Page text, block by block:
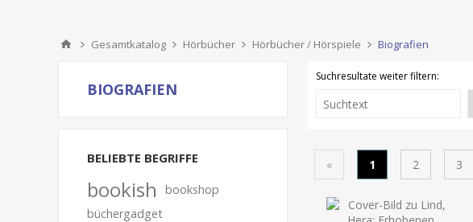
Gesamtkatalog Hörbücher Hörbücher / Hörspiele Biografien
Suchresultate weiter filtern:
« 1 2 3
BIOGRAFIEN
BELIEBTE BEGRIFFE
bookish
bookshop
büchergadget